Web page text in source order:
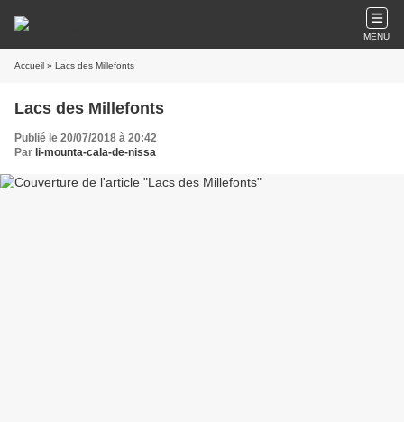
MENU
Accueil » Lacs des Millefonts
Lacs des Millefonts
Publié le 20/07/2018 à 20:42
Par li-mounta-cala-de-nissa